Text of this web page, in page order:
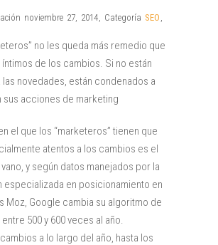
noviembre 27, 2014, Categoría SEO ,
no les queda más remedio que
de los cambios. Si no están
las novedades, están condenados a
sus acciones de marketing
el que los “marketeros” tienen que
atentos a los cambios es el
vano, y según datos manejados por la
especializada en posicionamiento en
Moz, Google cambia su algoritmo de
500 y 600 veces al año.
a lo largo del año, hasta los